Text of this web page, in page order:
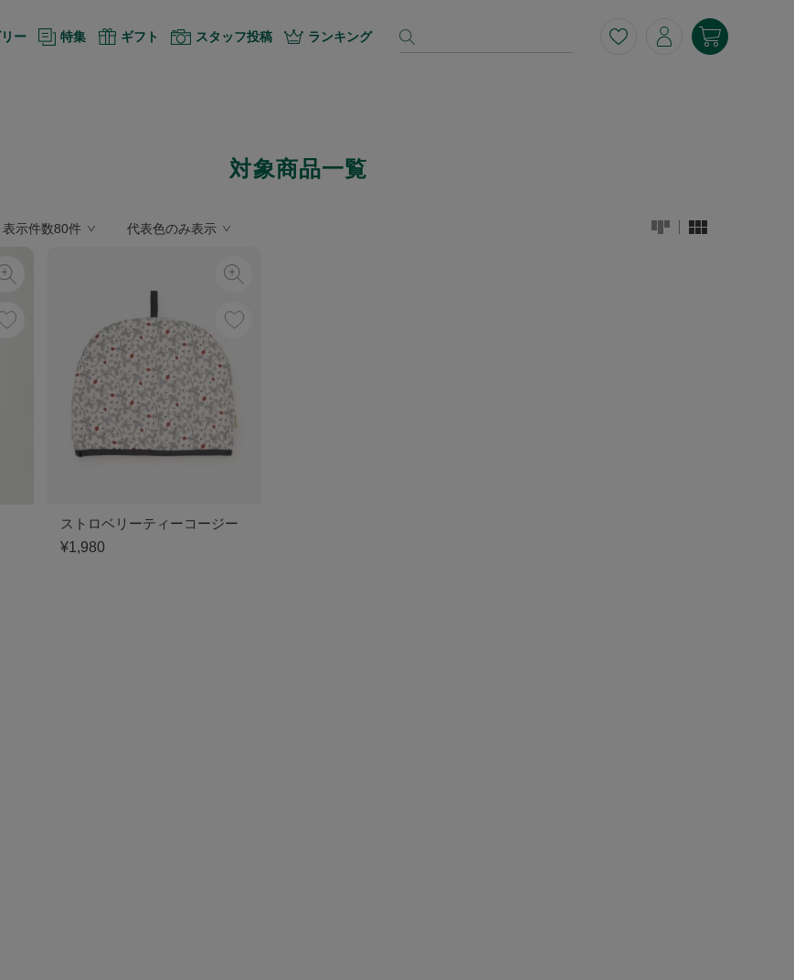
ー 特集 ギフト スタッフ投稿 ランキング
対象商品一覧
表示件数80件 代表色のみ表示
ストロベリーティーコージー
¥1,980